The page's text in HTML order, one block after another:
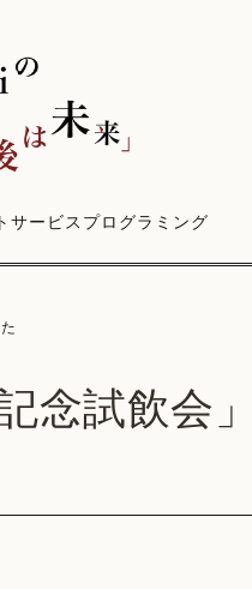
サービス プログラミング
念試飲会